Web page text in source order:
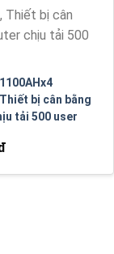
bị cân bằng
tải 500 user